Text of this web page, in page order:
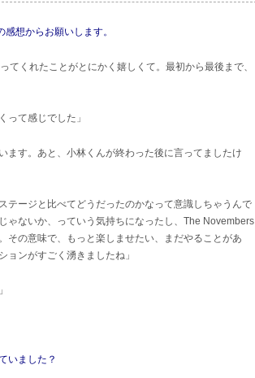
想からお願いします。
くれたことがとにかく嬉しくて。最初から最後まで、
って感じでした」
ます。あと、小林くんが終わった後に言ってましたけ
テージと比べてどうだったのかなって意識しちゃうんで
ゃないか、っていう気持ちになったし、The Novembers
その意味で、もっと楽しませたい、まだやることがあ
ンがすごく湧きましたね」
いました？